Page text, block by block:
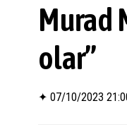
Murad
olar”
✦ 07/10/2023